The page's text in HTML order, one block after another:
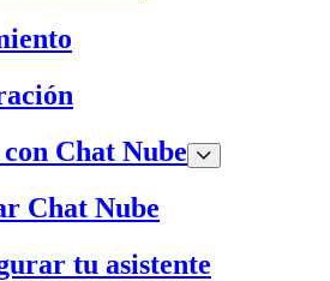
Chat Nube
Chat Nube
tu asistente